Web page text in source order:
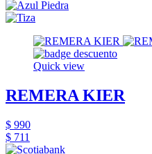
Quick view
REMERA KIER
$ 990
$ 711